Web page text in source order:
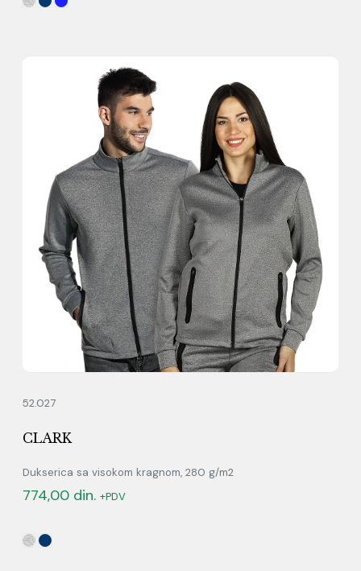
52.027
CLARK
Dukserica sa visokom kragnom, 280 g/m2
774,00 din. +PDV